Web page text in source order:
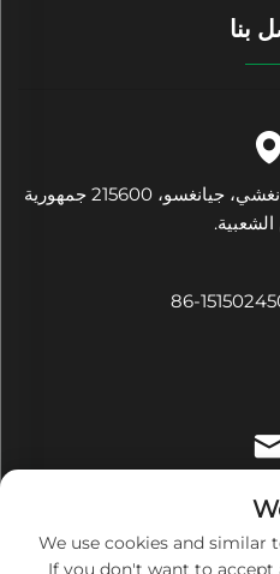
بنا
7 شارع تشينغزا الأوسط، بلدة يانغشي، جيانغسو، 215600 جمهورية
We use cookies and similar
If you don't want to accept